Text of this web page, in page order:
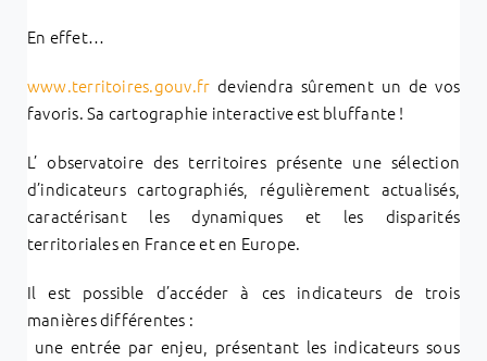
En effet…
www.territoires.gouv.fr deviendra sûrement un de vos
favoris. Sa cartographie interactive est bluffante !
L’ observatoire des territoires présente une sélection
d’indicateurs cartographiés, régulièrement actualisés,
caractérisant les dynamiques et les disparités
territoriales en France et en Europe.
Il est possible d’accéder à ces indicateurs de trois
manières différentes :
une entrée par enjeu, présentant les indicateurs sous